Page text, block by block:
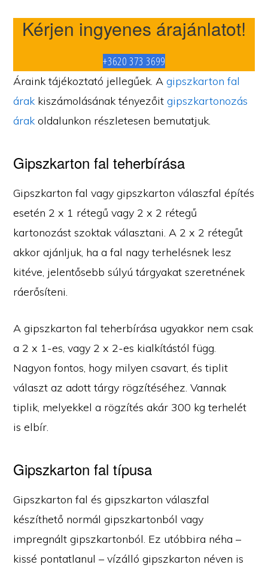
Kérjen ingyenes árajánlatot!
+3620 373 3699
Áraink tájékoztató jellegűek. Agipszkarton fal
árak kiszámolásának tényezőitgipszkartonozás
árak oldalunkon részletesen bemutatjuk.
Gipszkarton fal teherbírása
Gipszkarton fal vagy gipszkarton válaszfal építés
esetén 2 x 1 rétegű vagy 2 x 2 rétegű
kartonozást szoktak választani. A 2 x 2 rétegűt
akkor ajánljuk, ha a fal nagy terhelésnek lesz
kitéve, jelentősebb súlyú tárgyakat szeretnének
ráerősíteni.
A gipszkarton fal teherbírása ugyakkor nem csak
a 2 x 1-es, vagy 2 x 2-es kialkítástól függ.
Nagyon fontos, hogy milyen csavart, és tiplit
választ az adott tárgy rögzítéséhez. Vannak
tiplik, melyekkel a rögzítés akár 300 kg terhelét
is elbír.
Gipszkarton fal típusa
Gipszkarton fal és gipszkarton válaszfal
készíthető normál gipszkartonból vagy
impregnált gipszkartonból. Ez utóbbira néha –
kissé pontatlanul – vízálló gipszkarton néven is